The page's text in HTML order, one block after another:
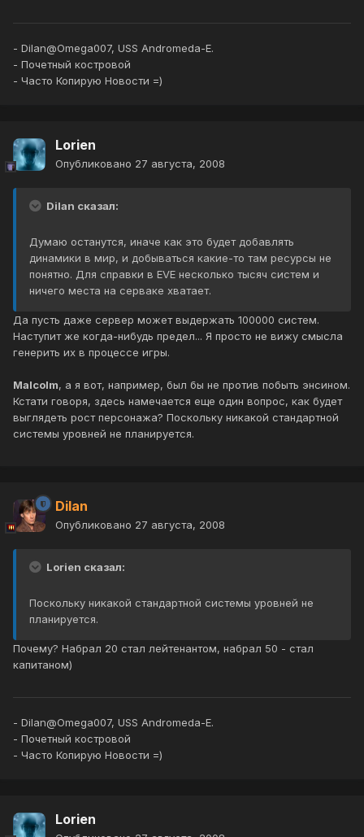
- Dilan@Omega007, USS Andromeda-E.
- Почетный костровой
- Часто Копирую Новости =)
Lorien
Опубликовано 27 августа, 2008
Dilan сказал:
Думаю останутся, иначе как это будет добавлять
динамики в мир, и добываться какие-то там ресурсы не
понятно. Для справки в EVE несколько тысяч систем и
ничего места на серваке хватает.
Да пусть даже сервер может выдержать 100000 систем.
Наступит же когда-нибудь предел... Я просто не вижу смысла
генерить их в процессе игры.
Malcolm, а я вот, например, был бы не против побыть энсином.
Кстати говоря, здесь намечается еще один вопрос, как будет
выглядеть рост персонажа? Поскольку никакой стандартной
системы уровней не планируется.
Dilan
Опубликовано 27 августа, 2008
Lorien сказал:
Поскольку никакой стандартной системы уровней не
планируется.
Почему? Набрал 20 стал лейтенантом, набрал 50 - стал
капитаном)
- Dilan@Omega007, USS Andromeda-E.
- Почетный костровой
- Часто Копирую Новости =)
Lorien